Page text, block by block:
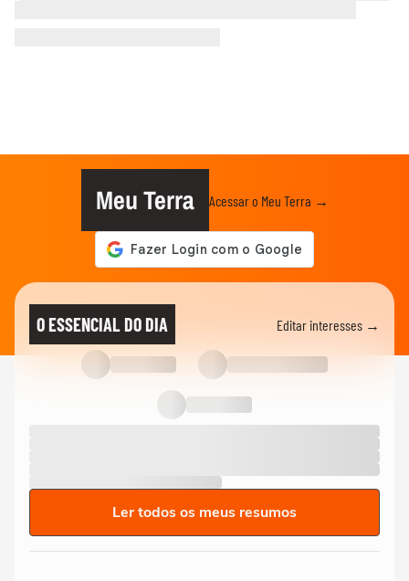
Meu Terra Acessar o Meu Terra →
O ESSENCIAL DO DIA Editar interesses →
Ler todos os meus resumos